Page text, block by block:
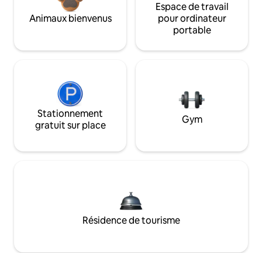
Animaux bienvenus
Espace de travail
pour ordinateur
portable
Stationnement
gratuit sur place
Gym
Résidence de tourisme